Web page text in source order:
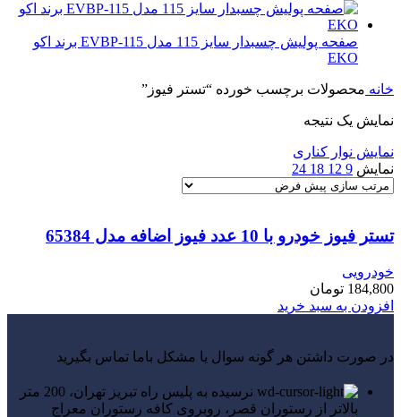
صفحه پولیش چسبدار سایز 115 مدل EVBP-115 برند اکو
EKO
خانه محصولات برچسب خورده “تستر فیوز”
نمایش یک نتیجه
نمایش نوار کناری
نمایش 9
12
18
24
تستر فیوز خودرو با 10 عدد فیوز اضافه مدل 65384
خودرویی
184,800 تومان
افزودن به سبد خرید
در صورت داشتن هر گونه سوال یا مشکل باما تماس بگیرید
نرسیده به پلیس راه تبریز تهران، 200 متر
بالاتر از رستوران قصر، روبروی کافه رستوران معراج